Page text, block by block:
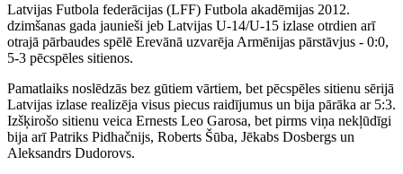
Latvijas Futbola federācijas (LFF) Futbola akadēmijas 2012.
dzimšanas gada jaunieši jeb Latvijas U-14/U-15 izlase otrdien arī
otrajā pārbaudes spēlē Erevānā uzvarēja Armēnijas pārstāvjus - 0:0,
5-3 pēcspēles sitienos.
Pamatlaiks noslēdzās bez gūtiem vārtiem, bet pēcspēles sitienu sērijā
Latvijas izlase realizēja visus piecus raidījumus un bija pārāka ar 5:3.
Izšķirošo sitienu veica Ernests Leo Garosa, bet pirms viņa nekļūdīgi
bija arī Patriks Pidhačnijs, Roberts Šūba, Jēkabs Dosbergs un
Aleksandrs Dudorovs.